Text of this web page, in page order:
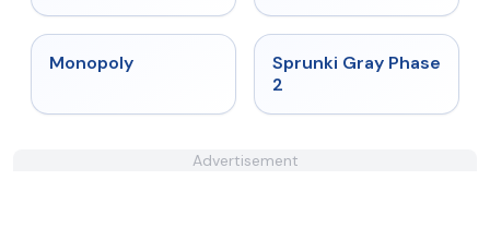
Monopoly ★ 4.4
Sprunki Gray Phase
2
Advertisement